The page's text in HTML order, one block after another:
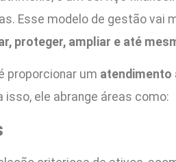
Esse modelo de gestão
proteger, ampliar e até
proporcionar um atendimento
isso, ele abrange áreas como: